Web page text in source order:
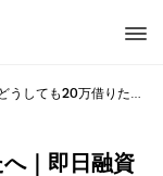
どうしても20万借りたいあなたへ｜即日融資も可能な消費者金融
｜即日融資